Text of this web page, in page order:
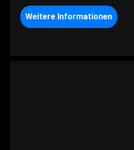
Weitere Informationen